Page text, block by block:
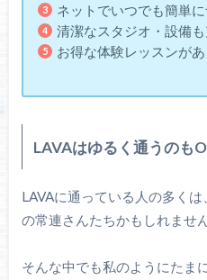
ネットでいつでも簡単
清潔なスタジオ・設備
お得な体験レッスンがあ
LAVAはゆるく通うのも
LAVAに通っている人の多く
の常連さんたちかもしれません
そんな中でも私のようにたま